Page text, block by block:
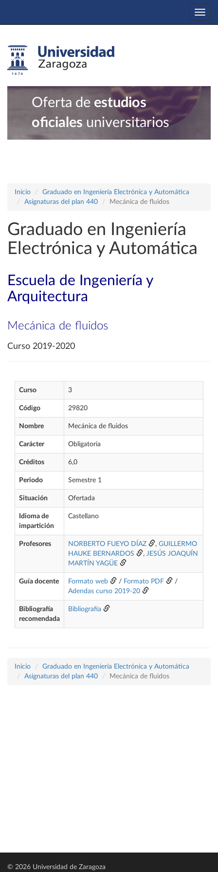
Oferta de estudios
oficiales universitarios
Inicio
Graduado en Ingeniería Electrónica y Automática
Asignaturas del plan 440
Mecánica de fluidos
Graduado en Ingeniería
Electrónica y Automática
Escuela de Ingeniería y
Arquitectura
Mecánica de fluidos
Curso 2019-2020
Curso 3
Código 29820
Nombre Mecánica de fluidos
Carácter Obligatoria
Créditos 6,0
Periodo Semestre 1
Situación Ofertada
Idioma de
impartición
Castellano
Profesores NORBERTO FUEYO DÍAZ , GUILLERMO
HAUKE BERNARDOS
, JESÚS JOAQUÍN
MARTÍN YAGÜE
Guía docente Formato web / Formato PDF
/
Adendas curso 2019-20
Bibliografía
recomendada
Bibliografía
Inicio
Graduado en Ingeniería Electrónica y Automática
Asignaturas del plan 440
Mecánica de fluidos
© 2026 Universidad de Zaragoza